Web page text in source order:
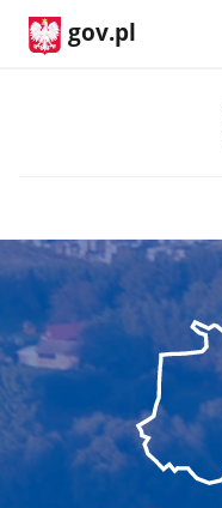
gov.pl